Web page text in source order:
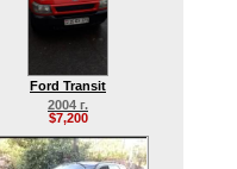
Ford Transit
2004 г.
$7,200